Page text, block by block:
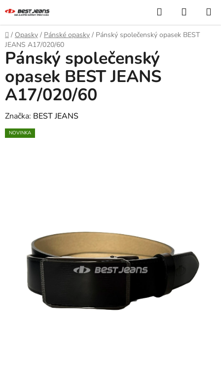
na
obsah
Hledat
KOŠÍK
Domů
/ Opasky / Pánské opasky / Pánský společenský opasek BEST
JEANS A17/020/60
Pánský společenský
opasek BEST JEANS
A17/020/60
Značka: BEST JEANS
NOVINKA